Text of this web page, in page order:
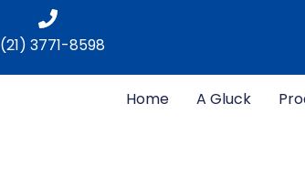
(21) 3771-8598
Home A Gluck